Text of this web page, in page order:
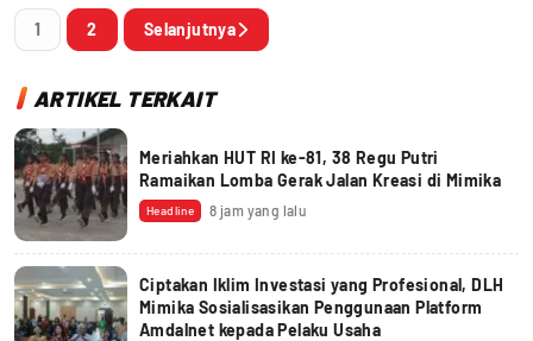
1 2 Selanjutnya
ARTIKEL TERKAIT
Meriahkan HUT RI ke-81, 38 Regu Putri
Ramaikan Lomba Gerak Jalan Kreasi di Mimika
Headline 8 jam yang lalu
Ciptakan Iklim Investasi yang Profesional, DLH
Mimika Sosialisasikan Penggunaan Platform
Amdalnet kepada Pelaku Usaha